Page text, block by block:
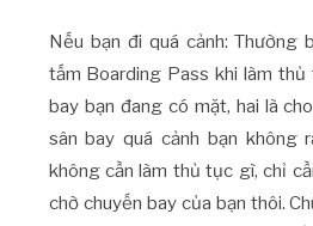
Nếu bạn đi quá cảnh: Thường
tấm Boarding Pass khi làm thủ
bay bạn đang có mặt, hai là
sân bay quá cảnh bạn không
không cần làm thủ tục gì, chỉ
chờ chuyến bay của bạn thôi.